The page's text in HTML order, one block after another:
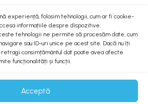
experiență, folosim tehnologii, cum ar fi cookie-
informațiile despre dispozitive.
tehnologii ne permite să procesăm date, cum
sau ID-uri unice pe acest site. Dacă nu îți
retragi consimțământul dat poate avea afecte
funcționalități și funcții.
Acceptă
nostru și fii la curent cu